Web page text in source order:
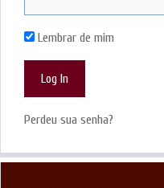
Lembrar de mim
Perdeu sua senha?